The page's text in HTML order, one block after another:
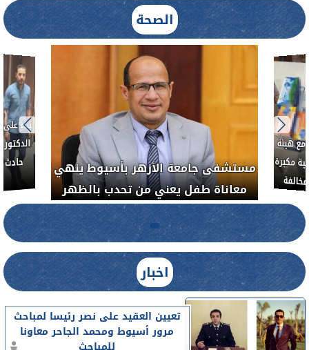
الصحة
بناءً
حادث
مستشفى جامعة الأزهر بأسيوط ينهي
معاناة طفل يعني من تحدب بالظهر
هيئة
مكبرة
اخبار
تعيين العقيد على نصر رئيسا لمباحث
مرور أسيوط ومحمد الجاحر معاونا